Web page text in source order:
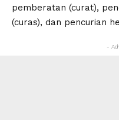
pemberatan (curat),
(curas), dan pencurian
-